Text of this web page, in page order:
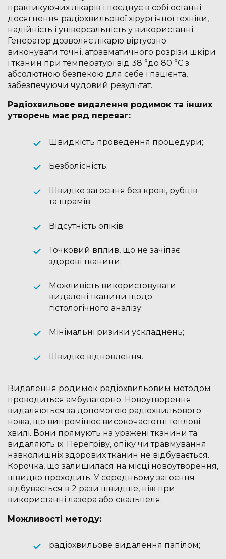
практикуючих лікарів і поєднує в собі останні
досягнення радіохвильової хірургічної техніки,
надійність і універсальність у використанні.
Генератор дозволяє лікарю віртуозно
виконувати точні, атравматичного розрізи шкіри
і тканин при температурі від 38 °до 80 °С з
абсолютною безпекою для себе і пацієнта,
забезпечуючи чудовий результат.
Радіохвильове видалення родимок та інших
утворень має ряд переваг:
Швидкість проведення процедури;
Безболісність;
Швидке загоєння без крові, рубців
та шрамів;
Відсутність опіків;
Точковий вплив, що не зачіпає
здорові тканини;
Можливість використовувати
видалені тканини щодо
гістологічного аналізу;
Мінімальні ризики ускладнень;
Швидке відновлення.
Видалення родимок радіохвильовим методом
проводиться амбулаторно. Новоутворення
видаляються за допомогою радіохвильового
ножа, що випромінює високочастотні теплові
хвилі. Вони прямують на уражені тканини та
видаляють їх. Перегріву, опіку чи травмування
навколишніх здорових тканин не відбувається.
Корочка, що залишилася на місці новоутворення,
швидко проходить. У середньому загоєння
відбувається в 2 рази швидше, ніж при
використанні лазера або скальпеля.
Можливості методу:
радіохвильове видалення папілом;